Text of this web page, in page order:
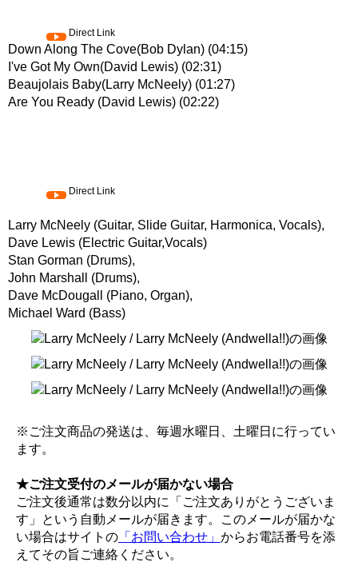
Direct Link
Down Along The Cove(Bob Dylan) (04:15)
I've Got My Own(David Lewis) (02:31)
Beaujolais Baby(Larry McNeely) (01:27)
Are You Ready (David Lewis) (02:22)
Direct Link
Larry McNeely (Guitar, Slide Guitar, Harmonica, Vocals),
Dave Lewis (Electric Guitar,Vocals)
Stan Gorman (Drums),
John Marshall (Drums),
Dave McDougall (Piano, Organ),
Michael Ward (Bass)
※ご注文商品の発送は、毎週水曜日、土曜日に行ってい
ます。
★ご注文受付のメールが届かない場合
ご注文後通常は数分以内に「ご注文ありがとうございま
す」という自動メールが届きます。このメールが届かな
い場合はサイトの 「お問い合わせ」 からお電話番号を添
えてその旨ご連絡ください。